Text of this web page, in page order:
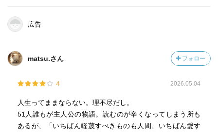
広告
matsu.さん フォロー
4 2026.05.04
人生ってままならない。理不尽だし。
51人誰もが主人公の物語。読むのが辛くなってしまう所も
あるが、「いちばん軽蔑すべきものも人間、いちばん愛す